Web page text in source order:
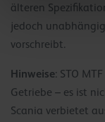
älteren
jedoch
vorschreibt.
Hinweise: STO
Getriebe – es ist
Scania verbietet